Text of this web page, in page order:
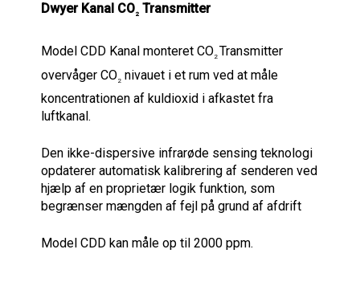
Dwyer Kanal CO2Transmitter
Model CDD Kanal monteret CO2 Transmitter
overvåger CO2 nivauet i et rum ved at måle
koncentrationen af kuldioxid i afkastet fra
luftkanal.
Den ikke-dispersive infrarøde sensing teknologi
opdaterer automatisk kalibrering af senderen ved
hjælp af en proprietær logik funktion, som
begrænser mængden af fejl på grund af afdrift
Model CDD kan måle op til 2000 ppm.